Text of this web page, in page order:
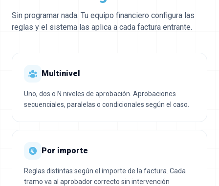
Sin programar nada. Tu equipo financiero configura las
reglas y el sistema las aplica a cada factura entrante.
Multinivel
Uno, dos o N niveles de aprobación. Aprobaciones
secuenciales, paralelas o condicionales según el caso.
Por importe
Reglas distintas según el importe de la factura. Cada
tramo va al aprobador correcto sin intervención